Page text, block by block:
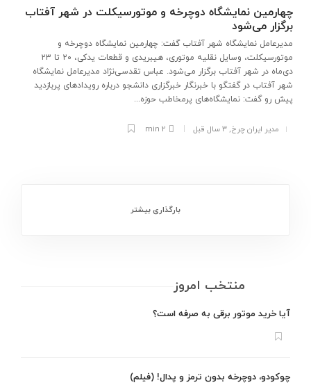
چهارمین نمایشگاه دوچرخه و موتورسیکلت در شهر آفتاب
برگزار می‌شود
مدیرعامل نمایشگاه شهر آفتاب گفت: چهارمین نمایشگاه دوچرخه و
موتورسیکلت، وسایل نقلیه موتوری، هیبریدی و قطعات یدکی، ۲۰ تا ۲۳
دی‌ماه در شهر آفتاب برگزار می‌شود. عباس تقدسی‌نژاد مدیرعامل نمایشگاه
شهر آفتاب در گفتگو با خبرنگار خبرگزاری دانشجو درباره رویداد‌های پربازدید
پیش رو گفت: نمایشگاه‌های پرمخاطب حوزه...
مدیر ایران چرخ,۳ سال قبل
بارگذاری بیشتر
منتخب امروز
آیا خرید موتور برقی به صرفه است؟
چوکودو، دوچرخه بدون ترمز و پدال! (فیلم)